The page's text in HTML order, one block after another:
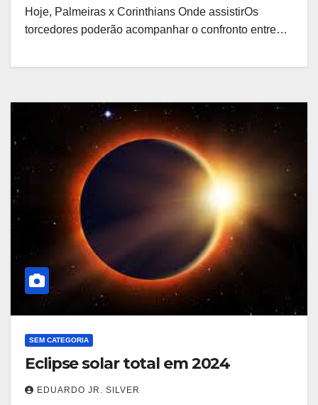
Hoje, Palmeiras x Corinthians Onde assistirOs
torcedores poderão acompanhar o confronto entre…
SEM CATEGORIA
Eclipse solar total em 2024
EDUARDO JR. SILVER